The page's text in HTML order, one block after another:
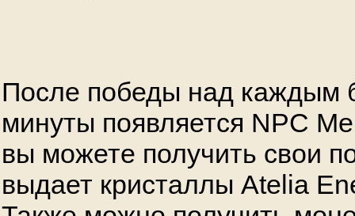
После победы над каждым
минуты появляется NPC
вы можете получить свои
выдает кристаллы Atelia